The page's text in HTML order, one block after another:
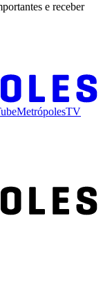
e receber
MetrópolesTV